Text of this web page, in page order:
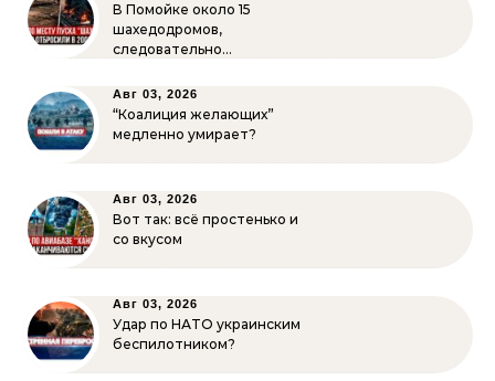
В Помойке около 15
шахедодромов,
следовательно…
Авг 03, 2026
“Коалиция желающих”
медленно умирает?
Авг 03, 2026
Вот так: всё простенько и
со вкусом
Авг 03, 2026
Удар по НАТО украинским
беспилотником?